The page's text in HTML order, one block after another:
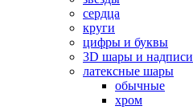
сердца
круги
цифры и буквы
3D шары и надписи
латексные шары
обычные
хром